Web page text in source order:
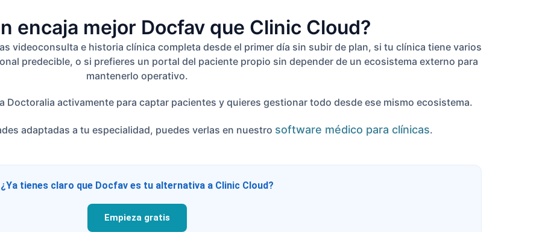
encaja mejor Docfav que Clinic Cloud?
videoconsulta e historia clínica completa desde el primer día sin subir de plan, si tu clínica tiene varios
predecible, o si prefieres un portal del paciente propio sin depender de un ecosistema externo para
mantenerlo operativo.
Doctoralia activamente para captar pacientes y quieres gestionar todo desde ese mismo ecosistema.
adaptadas a tu especialidad, puedes verlas en nuestro software médico para clínicas.
¿Ya tienes claro que Docfav es tu alternativa a Clinic Cloud?
Empieza gratis